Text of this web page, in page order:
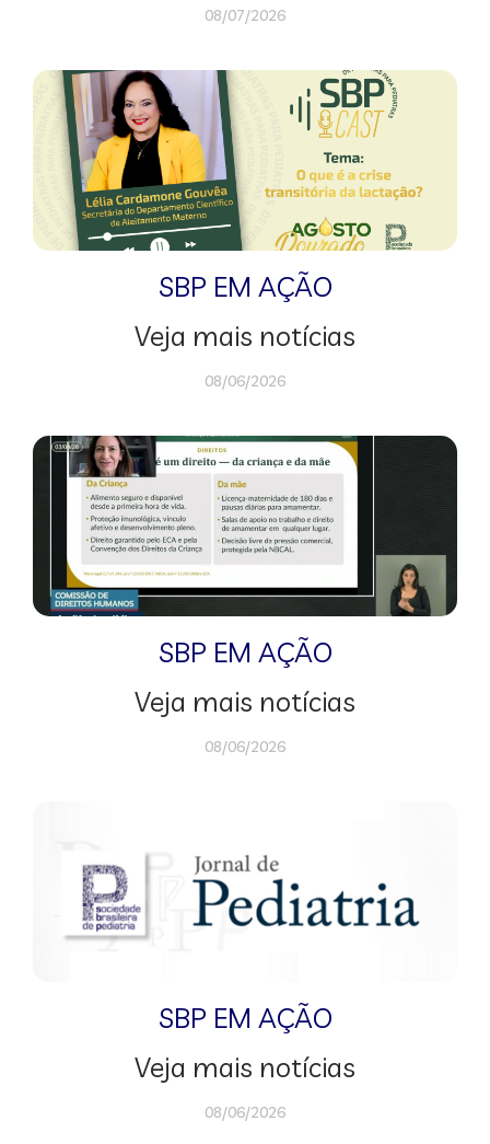
08/07/2026
SBP EM AÇÃO
Veja mais notícias
08/06/2026
SBP EM AÇÃO
Veja mais notícias
08/06/2026
SBP EM AÇÃO
Veja mais notícias
08/06/2026